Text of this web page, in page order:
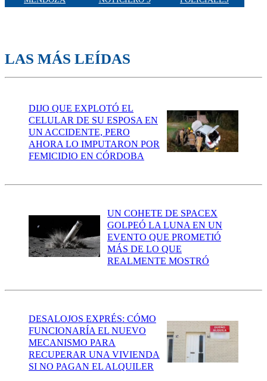
LAS MÁS LEÍDAS
DIJO QUE EXPLOTÓ EL
CELULAR DE SU ESPOSA EN
UN ACCIDENTE, PERO
AHORA LO IMPUTARON POR
FEMICIDIO EN CÓRDOBA
UN COHETE DE SPACEX
GOLPEÓ LA LUNA EN UN
EVENTO QUE PROMETIÓ
MÁS DE LO QUE
REALMENTE MOSTRÓ
DESALOJOS EXPRÉS: CÓMO
FUNCIONARÍA EL NUEVO
MECANISMO PARA
RECUPERAR UNA VIVIENDA
SI NO PAGAN EL ALQUILER